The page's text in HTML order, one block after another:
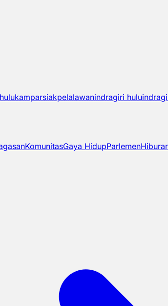
kamparsiakpelalawanindragiri hulu
KomunitasGaya HidupParlemen